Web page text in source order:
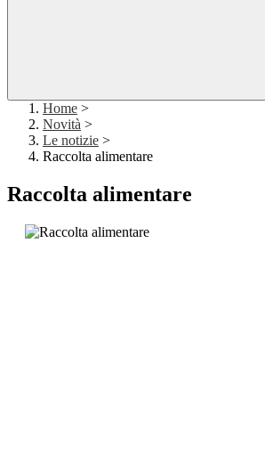
Home >
Novità >
Le notizie >
Raccolta alimentare
Raccolta alimentare